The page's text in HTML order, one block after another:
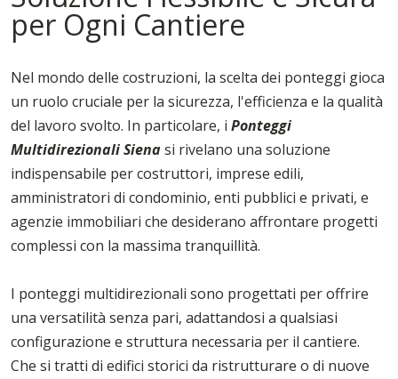
per Ogni Cantiere
Nel mondo delle costruzioni, la scelta dei ponteggi gioca
un ruolo cruciale per la sicurezza, l'efficienza e la qualità
del lavoro svolto. In particolare, i Ponteggi
Multidirezionali Sienasi rivelano una soluzione
indispensabile per costruttori, imprese edili,
amministratori di condominio, enti pubblici e privati, e
agenzie immobiliari che desiderano affrontare progetti
complessi con la massima tranquillità.
I ponteggi multidirezionali sono progettati per offrire
una versatilità senza pari, adattandosi a qualsiasi
configurazione e struttura necessaria per il cantiere.
Che si tratti di edifici storici da ristrutturare o di nuove